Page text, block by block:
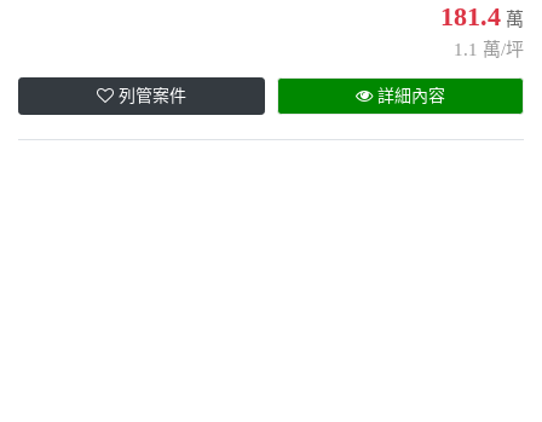
181.4 萬
1.1 萬/坪
列管案件 詳細內容